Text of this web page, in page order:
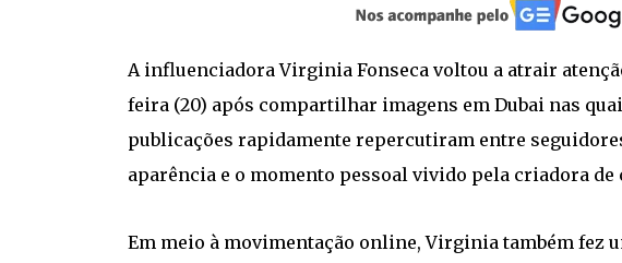
A influenciadora Virginia Fonseca voltou a atrair
feira (20) após compartilhar imagens em Dubai nas
publicações rapidamente repercutiram entre
aparência e o momento pessoal vivido pela criadora de
Em meio à movimentação online, Virginia também fez